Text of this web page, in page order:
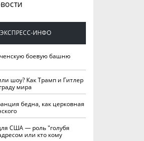
ЭКСПРЕСС-ИНФО
боевую башню
шоу? Как Трамп и Гитлер
мира
бедна, как церковная
США — роль "голубя
или кто кому